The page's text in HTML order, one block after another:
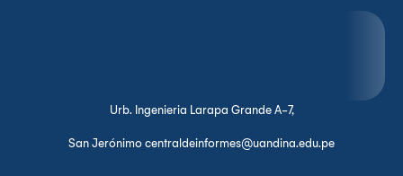
Urb. Ingenieria Larapa Grande A-7,
San Jerónimo centraldeinformes@uandina.edu.pe